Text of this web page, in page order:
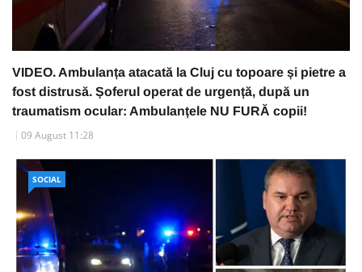
VIDEO. Ambulanța atacată la Cluj cu topoare și pietre a
fost distrusă. Șoferul operat de urgență, după un
traumatism ocular: Ambulanțele NU FURĂ copii!
09 August 11:28
SOCIAL